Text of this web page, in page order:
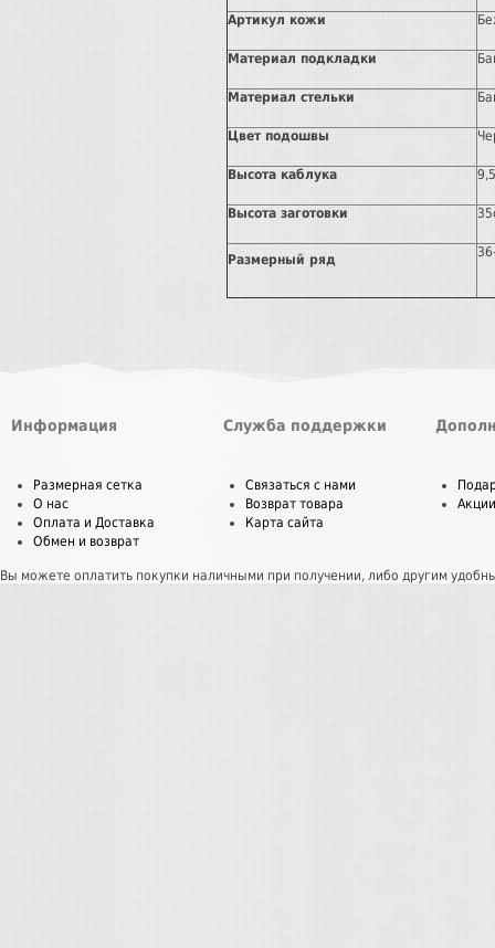
Артикул кожи
Материал подкладки
Материал стельки
Цвет подошвы
Высота каблука
Высота заготовки
Размерный ряд
Информация
Размерная сетка
О нас
Оплата и Доставка
Обмен и возврат
Служба поддержки
Связаться с нами
Возврат товара
Карта сайта
Акции
Вы можете оплатить покупки наличными при получении, либо другим